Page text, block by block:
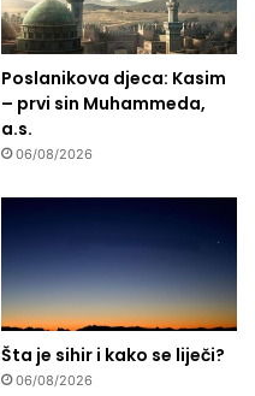
Poslanikova djeca: Kasim
– prvi sin Muhammeda,
a.s.
06/08/2026
Šta je sihir i kako se liječi?
06/08/2026